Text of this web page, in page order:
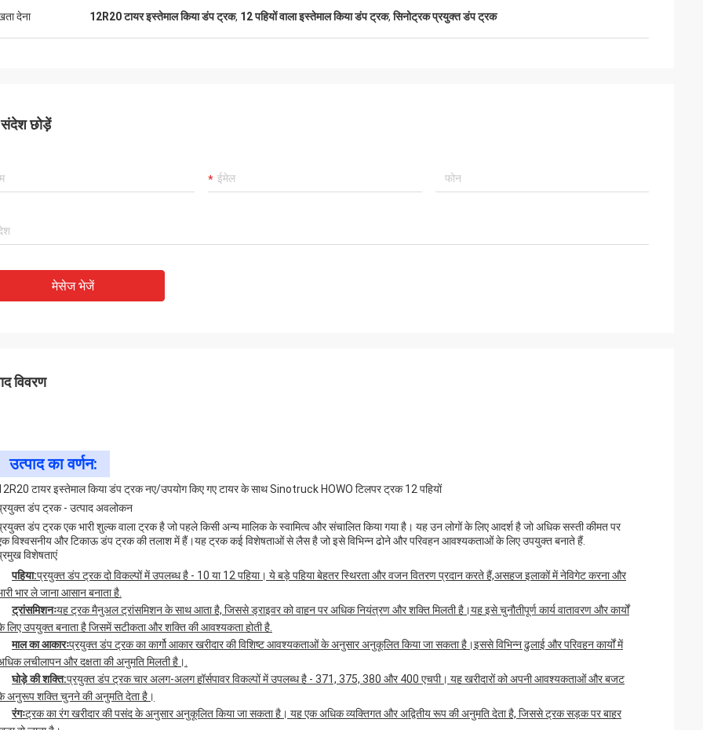
देना 12R20 टायर इस्तेमाल किया डंप ट्रक, 12 पहियों वाला इस्तेमाल किया डंप ट्रक,सिनोट्रक प्रयुक्त डंप ट्रक
छोड़ें
मेसेज भेजें
विवरण
उत्पाद का वर्णन:
टायर इस्तेमाल किया डंप ट्रक नए/उपयोग किए गए टायर के साथ Sinotruck HOWO टिलपर ट्रक 12 पहियों
डंप ट्रक - उत्पाद अवलोकन
डंप ट्रक एक भारी शुल्क वाला ट्रक है जो पहले किसी अन्य मालिक के स्वामित्व और संचालित किया गया है। यह उन लोगों के लिए आदर्श है जो अधिक सस्ती कीमत पर
विश्वसनीय और टिकाऊ डंप ट्रक की तलाश में हैं।यह ट्रक कई विशेषताओं से लैस है जो इसे विभिन्न ढोने और परिवहन आवश्यकताओं के लिए उपयुक्त बनाते हैं.
विशेषताएं
पहिया:प्रयुक्त डंप ट्रक दो विकल्पों में उपलब्ध है - 10 या 12 पहिया। ये बड़े पहिया बेहतर स्थिरता और वजन वितरण प्रदान करते हैं,असहज इलाकों में नेविगेट करना और
भार ले जाना आसान बनाता है.
ट्रांसमिशनःयह ट्रक मैनुअल ट्रांसमिशन के साथ आता है, जिससे ड्राइवर को वाहन पर अधिक नियंत्रण और शक्ति मिलती है।यह इसे चुनौतीपूर्ण कार्य वातावरण और कार्यों
लिए उपयुक्त बनाता है जिसमें सटीकता और शक्ति की आवश्यकता होती है.
माल का आकारःप्रयुक्त डंप ट्रक का कार्गो आकार खरीदार की विशिष्ट आवश्यकताओं के अनुसार अनुकूलित किया जा सकता है।इससे विभिन्न ढुलाई और परिवहन कार्यों में
लचीलापन और दक्षता की अनुमति मिलती है।.
घोड़े की शक्ति:प्रयुक्त डंप ट्रक चार अलग-अलग हॉर्सपावर विकल्पों में उपलब्ध है - 371, 375, 380 और 400 एचपी। यह खरीदारों को अपनी आवश्यकताओं और बजट
अनुरूप शक्ति चुनने की अनुमति देता है।
रंगःट्रक का रंग खरीदार की पसंद के अनुसार अनुकूलित किया जा सकता है। यह एक अधिक व्यक्तिगत और अद्वितीय रूप की अनुमति देता है, जिससे ट्रक सड़क पर बाहर